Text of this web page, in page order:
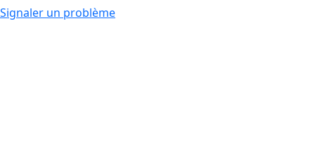
Signaler un problème